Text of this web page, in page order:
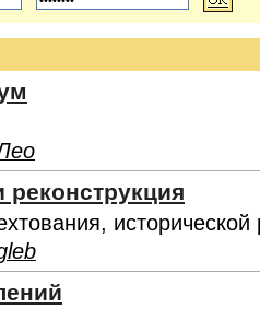
исторической